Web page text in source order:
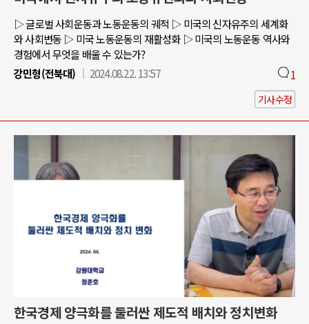
▷ 글로벌 사회운동과 노동운동의 궤적 ▷ 미국의 신자유주의 세계화
와 사회변동 ▷ 미국 노동운동의 재활성화 ▷ 미국의 노동운동 역사와
경험에서 무엇을 배울 수 있는가?
강민형(전북대)
2024.08.22. 13:57 1
기사수정
한국경제 양극화를 둘러싼 제도적 배치와 정치변화